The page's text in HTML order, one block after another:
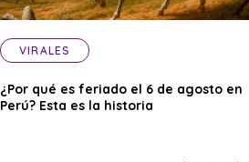
VIRALES
¿Por qué es feriado el 6 de agosto en
Perú? Esta es la historia